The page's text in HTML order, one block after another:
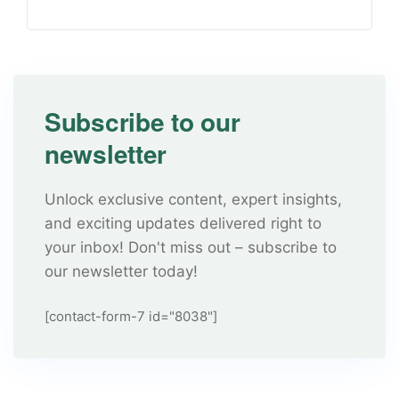
Subscribe to our
newsletter
Unlock exclusive content, expert insights,
and exciting updates delivered right to
your inbox! Don't miss out – subscribe to
our newsletter today!
[contact-form-7 id="8038"]